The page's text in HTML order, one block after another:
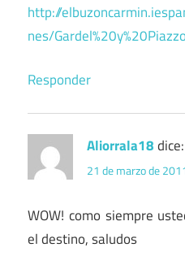
http://
nes/
Responder
Aliorrala18dice:
21 de marzo de
WOW! como siempre
el destino, saludos